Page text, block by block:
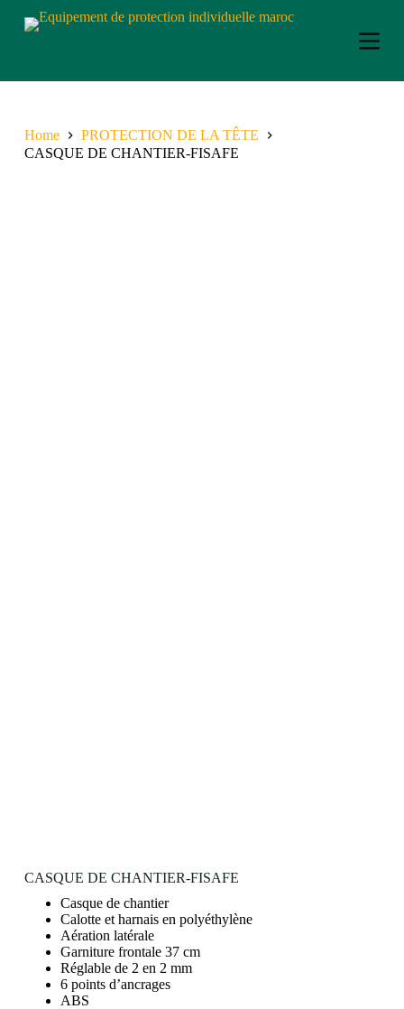
S
k
t
oHome
PROTECTION DE LA TÊTE
CASQUE DE CHANTIER-FISAFE
CASQUE DE CHANTIER-FISAFE
Casque de chantier
Calotte et harnais en polyéthylène
Aération latérale
Garniture frontale 37 cm
Réglable de 2 en 2 mm
6 points d’ancrages
ABS